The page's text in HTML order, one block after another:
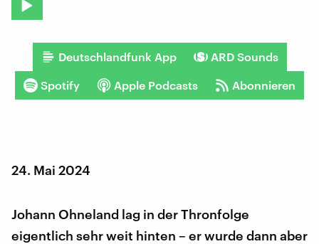
Deutschlandfunk App ARD Sounds
Spotify Apple Podcasts Abonnieren
24. Mai 2024
Johann Ohneland lag in der Thronfolge
eigentlich sehr weit hinten – er wurde dann aber